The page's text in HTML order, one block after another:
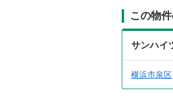
この物
サンハイ
横浜市泉区